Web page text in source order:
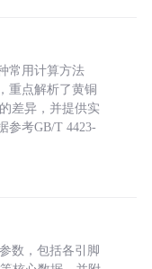
常用计算方法
重点解析了黄铜
差异，并提供实
参考GB/T 4423-
数，包括各引脚